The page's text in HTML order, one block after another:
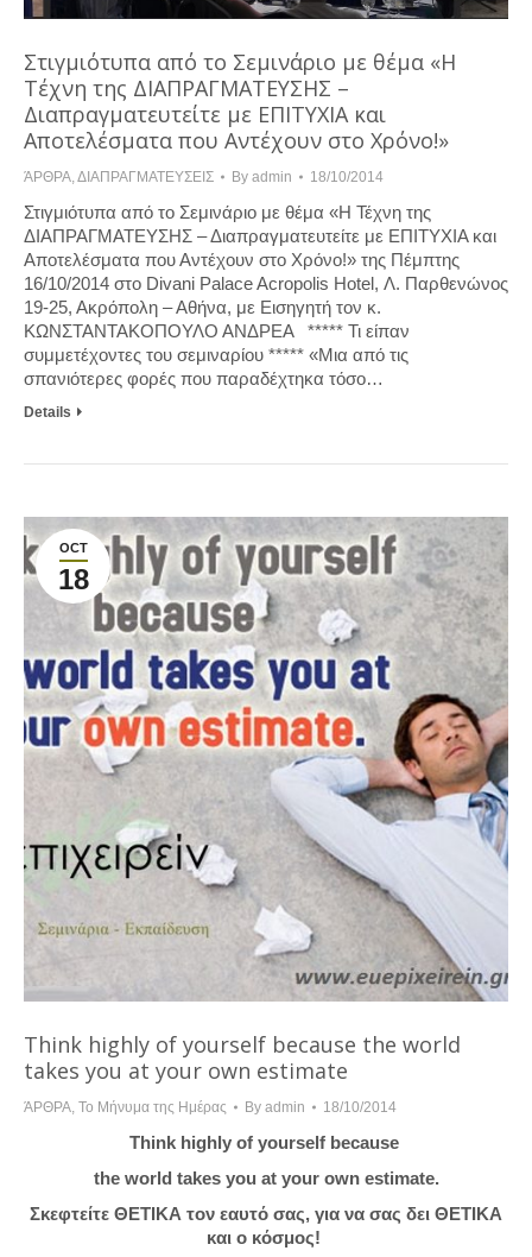
Στιγμιότυπα από το Σεμινάριο με θέμα «Η
Τέχνη της ΔΙΑΠΡΑΓΜΑΤΕΥΣΗΣ –
Διαπραγματευτείτε με ΕΠΙΤΥΧΙΑ και
Αποτελέσματα που Αντέχουν στο Χρόνο!»
ΆΡΘΡΑ,ΔΙΑΠΡΑΓΜΑΤΕΥΣΕΙΣ By admin 18/10/2014
Στιγμιότυπα από το Σεμινάριο με θέμα «Η Τέχνη της
ΔΙΑΠΡΑΓΜΑΤΕΥΣΗΣ – Διαπραγματευτείτε με ΕΠΙΤΥΧΙΑ και
Αποτελέσματα που Αντέχουν στο Χρόνο!» της Πέμπτης
16/10/2014 στο Divani Palace Acropolis Hotel, Λ. Παρθενώνος
19-25, Ακρόπολη – Αθήνα, με Εισηγητή τον κ.
ΚΩΝΣΤΑΝΤΑΚΟΠΟΥΛΟ ΑΝΔΡΕΑ ***** Τι είπαν
συμμετέχοντες του σεμιναρίου ***** «Μια από τις
σπανιότερες φορές που παραδέχτηκα τόσο…
Details
OCT
18
Think highly of yourself because the world
takes you at your own estimate
ΆΡΘΡΑ, Το Μήνυμα της Ημέρας By admin 18/10/2014
Think highly of yourself because
the world takes you at your own estimate.
Σκεφτείτε ΘΕΤΙΚΑ τον εαυτό σας, για να σας δει ΘΕΤΙΚΑ
και ο κόσμος!